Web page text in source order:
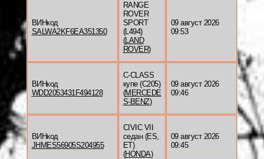
ВИНкод
SALWA2KF6EA351350
RANGE
ROVER
SPORT
(L494)
(LAND
ROVER)
09 август 2026
09:53
ВИНкод
WDD2053431F494128
C-CLASS
купе (C205)
(MERCEDE
S-BENZ)
09 август 2026
09:46
ВИНкод
JHMES56905S204955
CIVIC VII
седан (ES,
ET)
(HONDA)
09 август 2026
09:45